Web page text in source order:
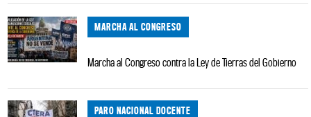
MARCHA AL CONGRESO
Marcha al Congreso contra la Ley de Tierras del Gobierno
PARO NACIONAL DOCENTE